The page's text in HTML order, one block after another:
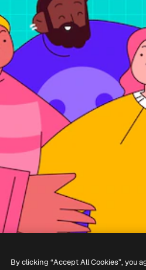
By clicking “Accept All Cookies”, you